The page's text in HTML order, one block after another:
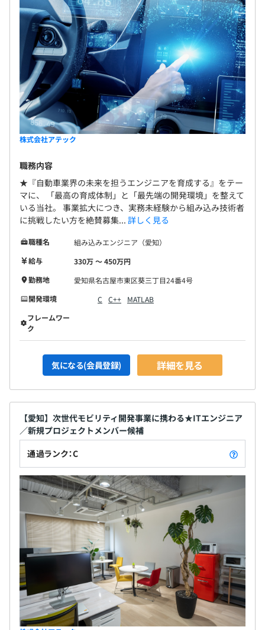
株式会社アテック
職務内容
★『自動車業界の未来を担うエンジニアを育成する』をテー
マに、 「最高の育成体制」と「最先端の開発環境」を整えて
いる当社。 事業拡大につき、実務未経験から組み込み技術者
に挑戦したい方を絶賛募集... 詳しく見る
職種名
組み込みエンジニア（愛知）
給与
330万 〜 450万円
勤務地
愛知県名古屋市東区葵三丁目24番4号
開発環境
C C++
MATLAB
フレームワー
ク
気になる(会員登録) 詳細を見る
【愛知】次世代モビリティ開発事業に携わる★ITエンジニア
／新規プロジェクトメンバー候補
通過ランク：C